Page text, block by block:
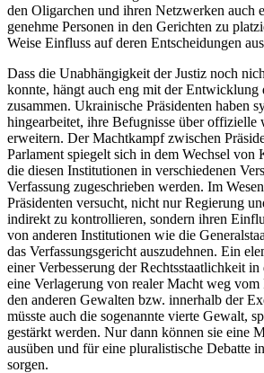
den Oligarchen und ihren Netzwerken auch
genehme Personen in den Gerichten zu
Weise Einfluss auf deren Entscheidungen
Dass die Unabhängigkeit der Justiz noch
konnte, hängt auch eng mit der Entwicklung
zusammen. Ukrainische Präsidenten haben
hingearbeitet, ihre Befugnisse über offizielle
erweitern. Der Machtkampf zwi­schen
Par­lament spiegelt sich in dem Wechsel von
die diesen Institutionen in verschiedenen
Verfassung zugeschrieben werden. Im
Präsidenten ver­sucht, nicht nur Regierung
indirekt zu kontrollieren, son­dern ihren
von anderen Institutionen wie die
das Verfassungsgericht auszudehnen. Ein
einer Verbesserung der Rechtsstaatlich­keit
eine Verlagerung von realer Macht weg vom
den anderen Gewalten bzw. innerhalb der
müsste auch die sogenannte vierte Gewalt,
gestärkt werden. Nur dann können sie eine
ausüben und für eine pluralistische Debatte
sorgen.